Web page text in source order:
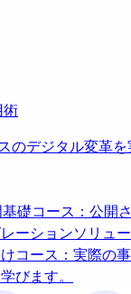
術
のデジタル変革を
基礎コース：公開
ーションソリュ
コース：実際の
びます。